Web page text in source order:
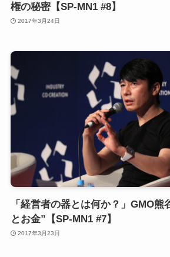
権の秘密【SP-MN1 #8】
2017年3月24日
「経営者の器とは何か？」GMO熊
とお金”【SP-MN1 #7】
2017年3月23日